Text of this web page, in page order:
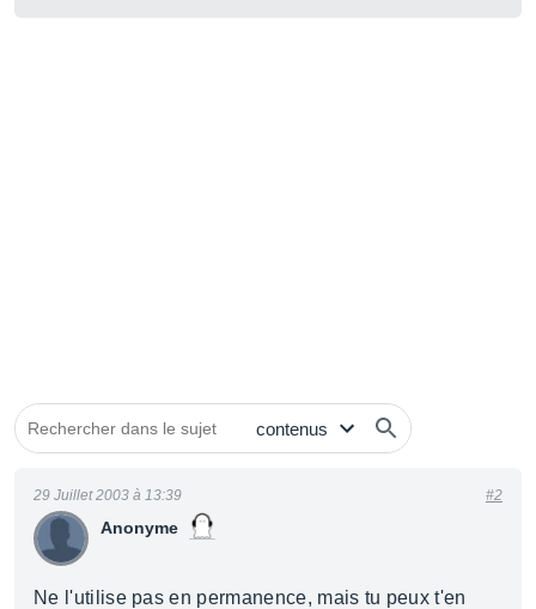
Anonyme
29 Juillet 2003 à 13:39 #2
Ne l'utilise pas en permanence, mais tu peux t'en